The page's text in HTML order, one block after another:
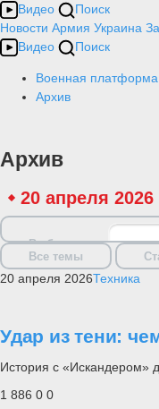
Видео
Поиск
Новости Армия Украина
Видео
Поиск
Военная платформа
Архив
Архив
20 апреля 2026
Выбрать дату
Все темы
20 апреля 2026Техника
Удар из тени:
История с «Искандером»
1 886 0 0